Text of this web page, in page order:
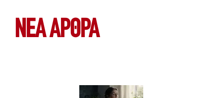
ΝΕΑ ΆΡΘΡΑ